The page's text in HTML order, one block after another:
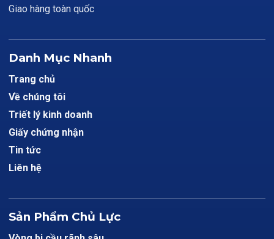
Giao hàng toàn quốc
Danh Mục Nhanh
Trang chủ
Về chúng tôi
Triết lý kinh doanh
Giấy chứng nhận
Tin tức
Liên hệ
Sản Phẩm Chủ Lực